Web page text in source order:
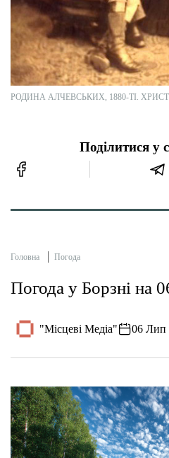
РОДИНА АЛЧЕВСЬКИХ, 1880-ТІ.
Поділитися у
Головна Погода
Погода у Борзні на
"Місцеві Медіа" 06 Лип